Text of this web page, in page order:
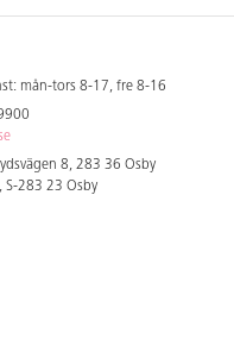
mån-tors 8-17, fre 8-16
8, 283 36 Osby
S-283 23 Osby